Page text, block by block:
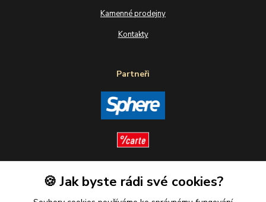
Kamenné prodejny
Kontakty
Partneři
Sledujte nás
🍪 Jak byste rádi své cookies?